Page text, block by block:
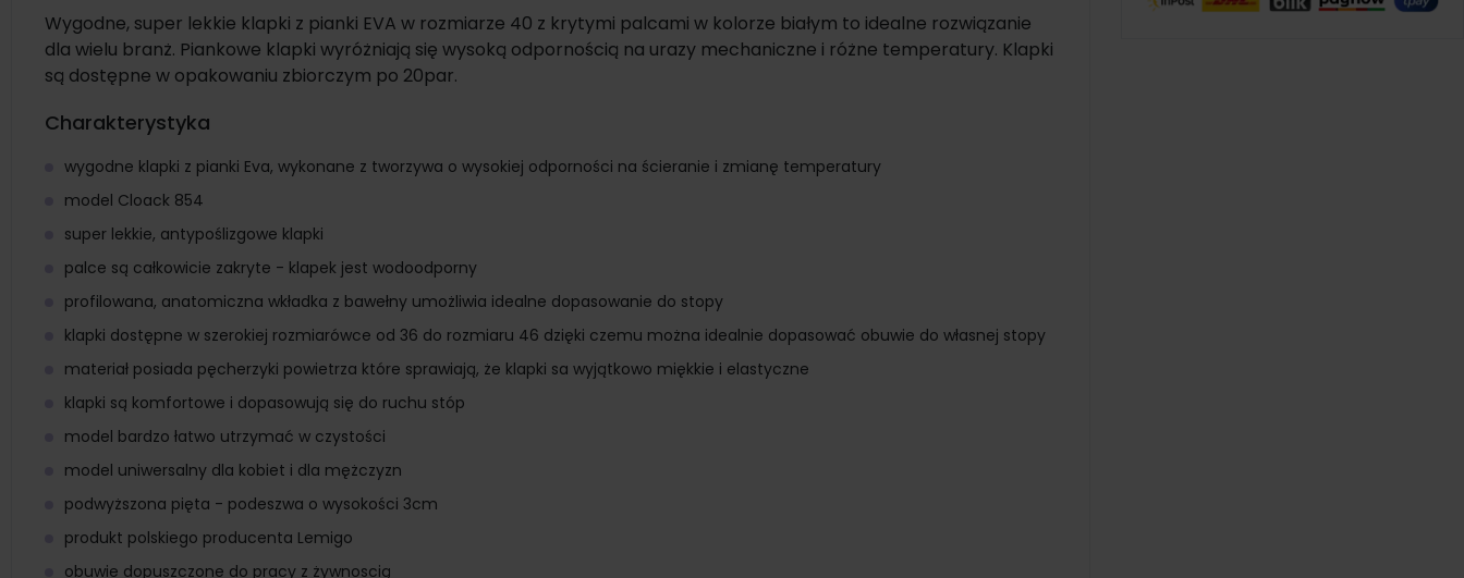
Wygodne, super lekkie klapki z pianki EVA w rozmiarze 40 z krytymi palcami w kolorze białym to idealne rozwiązanie
dla wielu branż. Piankowe klapki wyróżniają się wysoką odpornością na urazy mechaniczne i różne temperatury. Klapki
są dostępne w opakowaniu zbiorczym po 20par.
Charakterystyka
wygodne klapki z pianki Eva, wykonane z tworzywa o wysokiej odporności na ścieranie i zmianę temperatury
model Cloack 854
super lekkie, antypoślizgowe klapki
palce są całkowicie zakryte - klapek jest wodoodporny
profilowana, anatomiczna wkładka z bawełny umożliwia idealne dopasowanie do stopy
klapki dostępne w szerokiej rozmiarówce od 36 do rozmiaru 46 dzięki czemu można idealnie dopasować obuwie do własnej stopy
materiał posiada pęcherzyki powietrza które sprawiają, że klapki sa wyjątkowo miękkie i elastyczne
klapki są komfortowe i dopasowują się do ruchu stóp
model bardzo łatwo utrzymać w czystości
model uniwersalny dla kobiet i dla mężczyzn
podwyższona pięta - podeszwa o wysokości 3cm
produkt polskiego producenta Lemigo
obuwie dopuszczone do pracy z żywnoscią